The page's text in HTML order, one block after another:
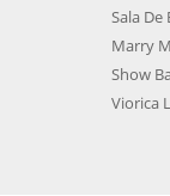
Sala De
Marry
Show
Viorica